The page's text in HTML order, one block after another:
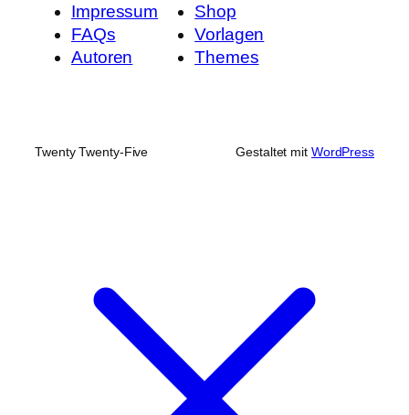
Impressum
FAQs
Autoren
Shop
Vorlagen
Themes
Twenty Twenty-Five Gestaltet mit WordPress